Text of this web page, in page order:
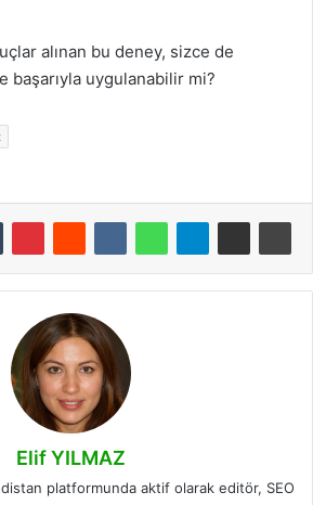
alınan bu deney, sizce de
başarıyla uygulanabilir mi?
Elif YILMAZ
platformunda aktif olarak editör, SEO